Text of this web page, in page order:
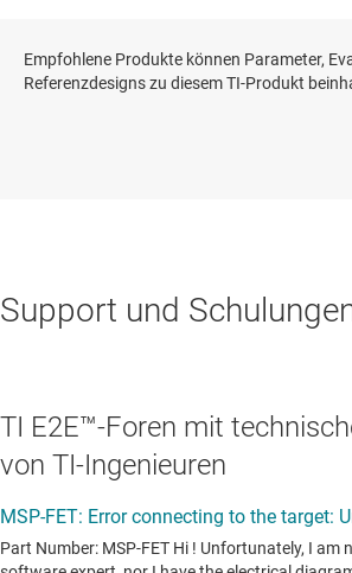
Empfohlene Produkte können Parameter,
Referenzdesigns zu diesem TI-Produkt
Support und
TI E2E™-Foren mit
von TI-Ingenieuren